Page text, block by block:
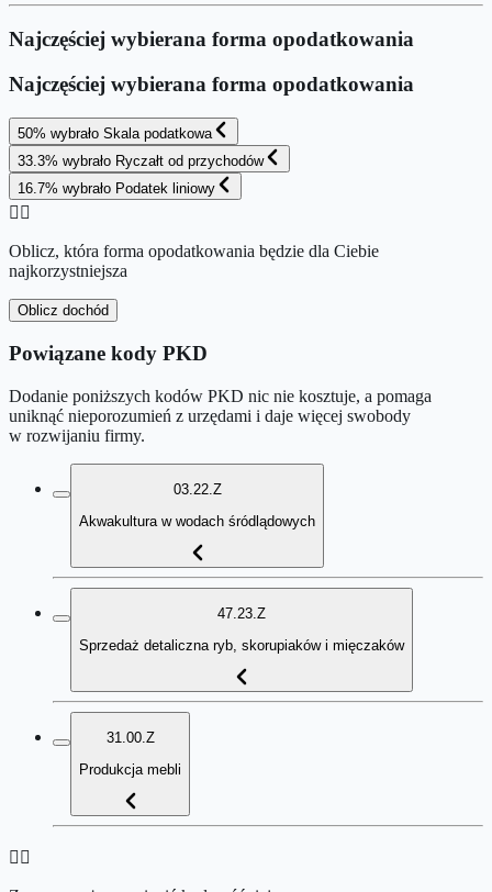
Najczęściej wybierana forma opodatkowania
Najczęściej wybierana forma opodatkowania
50% wybrało Skala podatkowa
33.3% wybrało Ryczałt od przychodów
16.7% wybrało Podatek liniowy
👉🏻
Oblicz, która forma opodatkowania będzie dla Ciebie
najkorzystniejsza
Oblicz dochód
Powiązane kody PKD
Dodanie poniższych kodów PKD nic nie kosztuje, a pomaga
uniknąć nieporozumień z urzędami i daje więcej swobody
w rozwijaniu firmy.
03.22.Z
Akwakultura w wodach śródlądowych
47.23.Z
Sprzedaż detaliczna ryb, skorupiaków i mięczaków
31.00.Z
Produkcja mebli
👉🏻